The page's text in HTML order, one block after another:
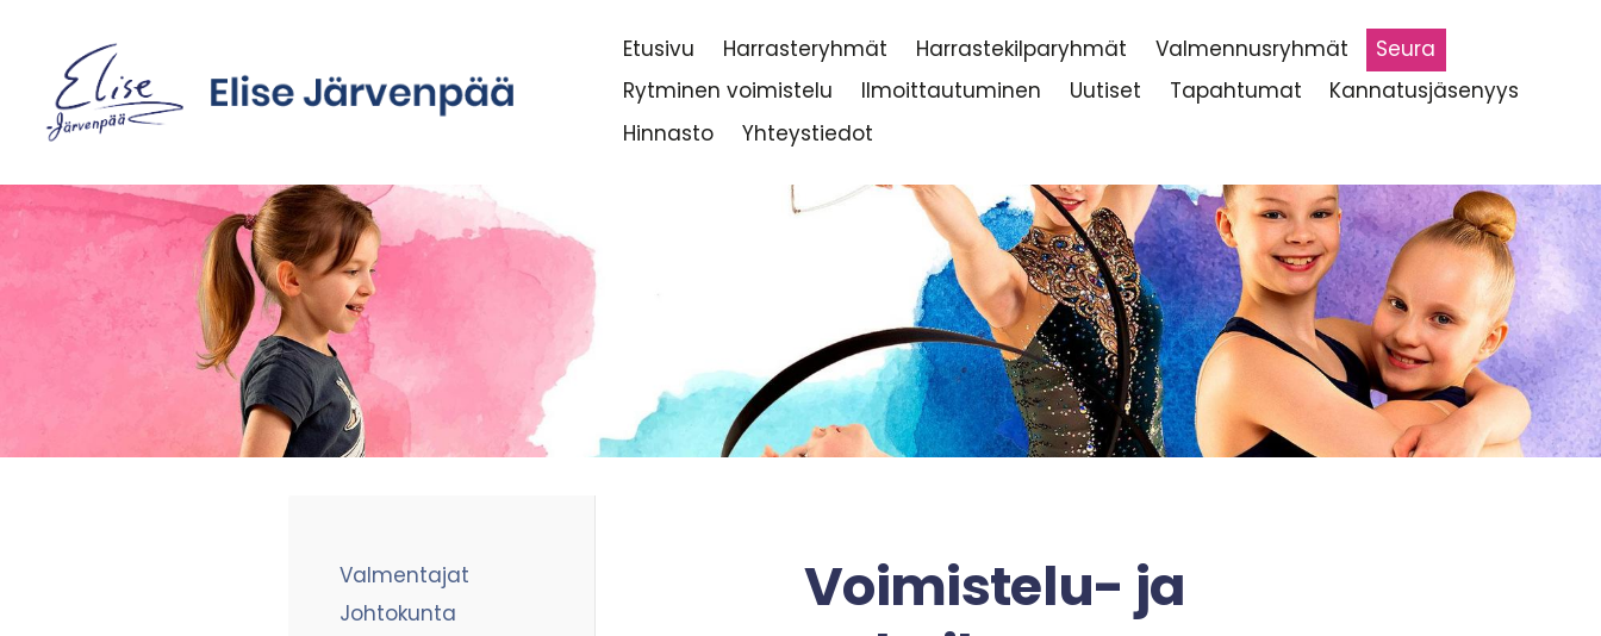
sisältöön
Sivuston etusivulle
Etusivu Harrasteryhmät Harrastekilparyhmät Valmennusryhmät
Seura
Rytminen voimistelu
Ilmoittautuminen Uutiset Tapahtumat
Kannatusjäsenyys
Hinnasto
Yhteystiedot
Valmentajat
Johtokunta
Voimistelu- ja